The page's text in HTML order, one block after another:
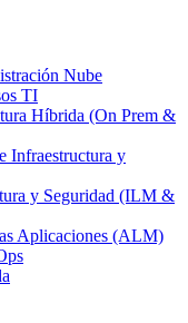
Nube
TI
Híbrida (On Prem &
Infraestructura y
y Seguridad (ILM &
Aplicaciones (ALM)